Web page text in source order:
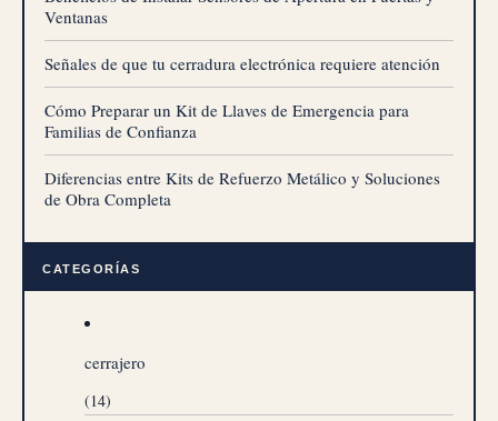
Ventanas
Señales de que tu cerradura electrónica requiere atención
Cómo Preparar un Kit de Llaves de Emergencia para
Familias de Confianza
Diferencias entre Kits de Refuerzo Metálico y Soluciones
de Obra Completa
CATEGORÍAS
cerrajero
(14)